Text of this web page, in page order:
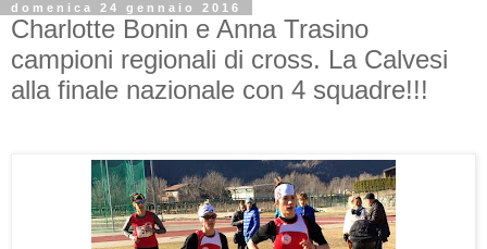
domenica 24 gennaio 2016
Charlotte Bonin e Anna Trasino
campioni regionali di cross. La Calvesi
alla finale nazionale con 4 squadre!!!